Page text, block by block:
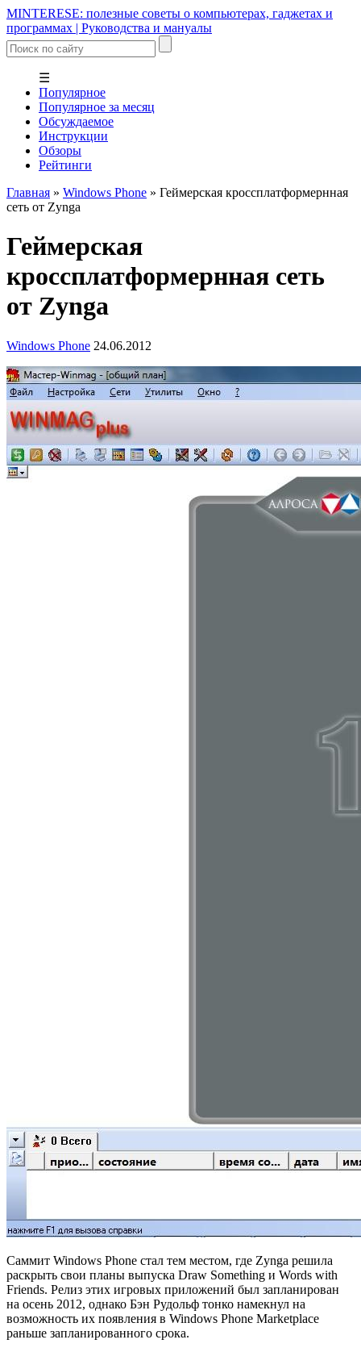
MINTERESE: полезные советы о компьютерах, гаджетах и
программах | Руководства и мануалы
☰
Популярное
Популярное за месяц
Обсуждаемое
Инструкции
Обзоры
Рейтинги
Главная » Windows Phone » Геймерская кроссплатформернная
сеть от Zynga
Геймерская
кроссплатформернная сеть
от Zynga
Windows Phone 24.06.2012
Саммит Windows Phone стал тем местом, где Zynga решила
раскрыть свои планы выпуска Draw Something и Words with
Friends. Релиз этих игровых приложений был запланирован
на осень 2012, однако Бэн Рудольф тонко намекнул на
возможность их появления в Windows Phone Marketplace
раньше запланированного срока.